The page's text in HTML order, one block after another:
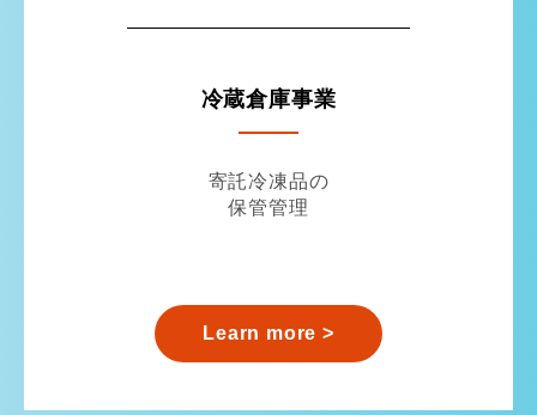
冷蔵倉庫事業
寄託冷凍品の
保管管理
Learn more >